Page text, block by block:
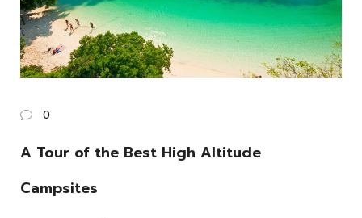
0
A Tour of the Best High Altitude
Campsites